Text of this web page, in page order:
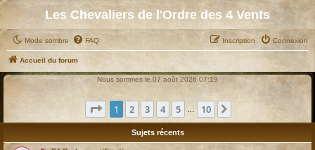
Les Chevaliers de l'Ordre des 4 Vents
Mode sombre FAQ Connexion
Inscription
Accueil du forum
Nous sommes le 07 août 2026 07:19
Page 1sur10
1 2 3 4 5 10
Sujets récents